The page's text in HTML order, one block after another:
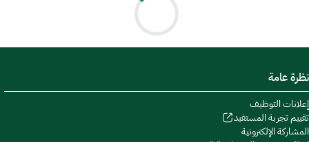
نظرة عامة
إعلانات التوظيف
تقييم تجربة المستفيد
المشاركة الإلكترونية